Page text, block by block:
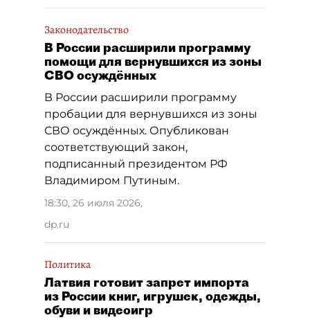
Законодательство
В России расширили программу
помощи для вернувшихся из зоны
СВО осуждённых
В России расширили программу
пробации для вернувшихся из зоны
СВО осуждённых. Опубликован
соответствующий закон,
подписанный президентом РФ
Владимиром Путиным.
18:30, 26 июля 2026,
dp.ru
Политика
Латвия готовит запрет импорта
из России книг, игрушек, одежды,
обуви и видеоигр